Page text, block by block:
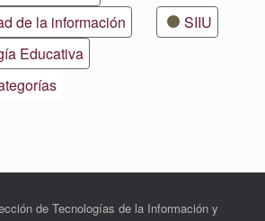
de la información
SIIU
Educativa
de Tecnologías de la Información y